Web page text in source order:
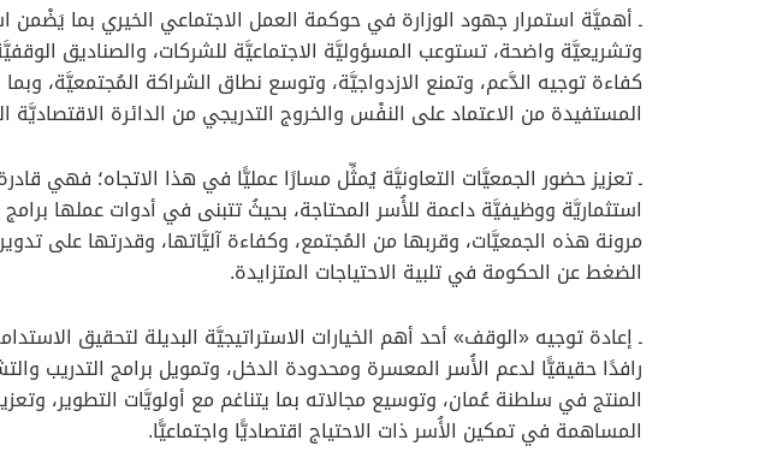
ـ أهميَّة استمرار جهود الوزارة في حوكمة العمل الاجتماعي الخيري بما
وتشريعيَّة واضحة، تستوعب المسؤوليَّة الاجتماعيَّة للشركات، والصناديق
كفاءة توجيه الدَّعم، وتمنع الازدواجيَّة، وتوسع نطاق الشراكة المُجتمعيَّة،
المستفيدة من الاعتماد على النفْس والخروج التدريجي من الدائرة الاقتصاديَّة
ـ تعزيز حضور الجمعيَّات التعاونيَّة يُمثِّل مسارًا عمليًّا في هذا الاتجاه؛ فهي
استثماريَّة ووظيفيَّة داعمة للأُسر المحتاجة، بحيثُ تتبنى في أدوات عملها
مرونة هذه الجمعيَّات، وقربها من المُجتمع، وكفاءة آليَّاتها، وقدرتها على
الضغط عن الحكومة في تلبية الاحتياجات المتزايدة.
ـ إعادة توجيه «الوقف» أحد أهم الخيارات الاستراتيجيَّة البديلة لتحقيق
رافدًا حقيقيًّا لدعم الأُسر المعسرة ومحدودة الدخل، وتمويل برامج التدريب
المنتج في سلطنة عُمان، وتوسيع مجالاته بما يتناغم مع أولويَّات التطوير،
المساهمة في تمكين الأُسر ذات الاحتياج اقتصاديًّا واجتماعيًّا.